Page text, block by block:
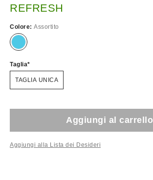
REFRESH
Colore: Assortito
Taglia
TAGLIA UNICA
Aggiungi al carrello
Aggiungi alla Lista dei Desideri